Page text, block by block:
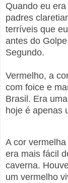
Quando eu
padres
terríveis que
antes do
Segundo.
Vermelho, a
com foice e
Brasil. Era
hoje é apenas
A cor
era mais fácil
caverna.
um vermelho